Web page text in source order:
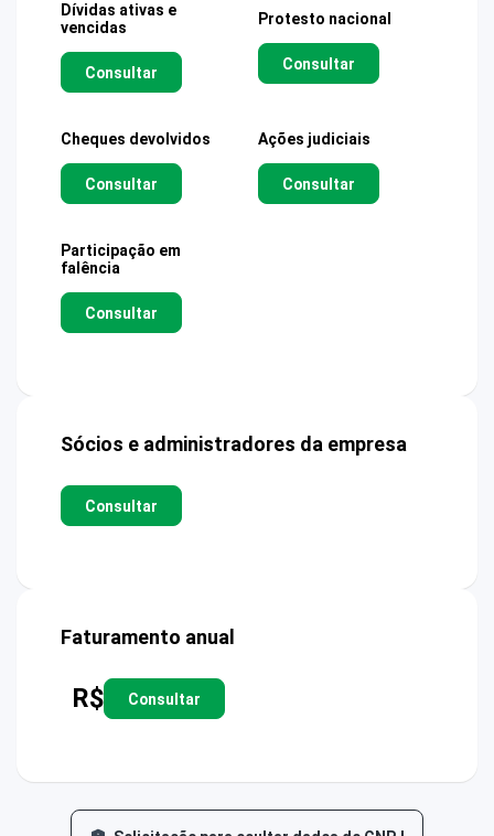
Dívidas ativas e
vencidas
Consultar
Protesto nacional
Consultar
Cheques devolvidos
Consultar
Ações judiciais
Consultar
Participação em
falência
Consultar
Sócios e administradores da empresa
Consultar
Faturamento anual
R$ Consultar